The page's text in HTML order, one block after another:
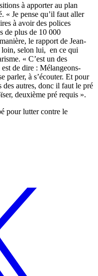
à apporter au plan
« Je pense qu’il faut aller
à avoir des polices
de plus de 10 000
le rapport de Jean-
loin, selon lui, en ce qui
« C’est un des
de dire : Mélangeons-
parler, à s’écouter. Et pour
des autres, donc il faut le pré
deuxième pré requis ».
pour lutter contre le